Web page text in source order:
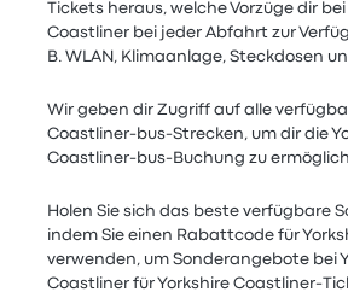
Tickets heraus, welche Vorzüge dir bei
Coastliner bei jeder Abfahrt zur
B. WLAN, Klimaanlage, Steckdosen
Wir geben dir Zugriff auf alle
Coastliner-bus-Strecken, um dir die
Coastliner-bus-Buchung zu
Holen Sie sich das beste verfügbare
indem Sie einen Rabattcode für
verwenden, um Sonderangebote bei
Coastliner für Yorkshire Coastliner-